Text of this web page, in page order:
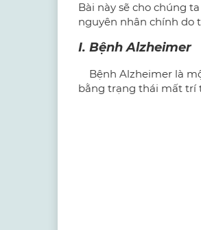
Bài này sẽ cho chúng
nguyên nhân chính do
I. Bệnh Alzheimer
Bệnh Alzheimer là
bằng trạng thái mất trí